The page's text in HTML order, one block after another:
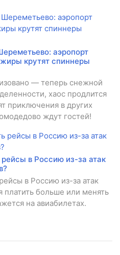
аэропорт
крутят спиннеры
— теперь снежной
хаос продлится
приключения в других
ждут гостей!
в Россию из-за атак
в Россию из-за атак
платить больше или менять
на авиабилетах.